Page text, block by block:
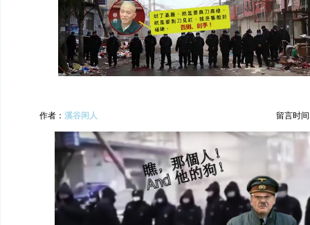
作者： 溪谷闲人 留言时间